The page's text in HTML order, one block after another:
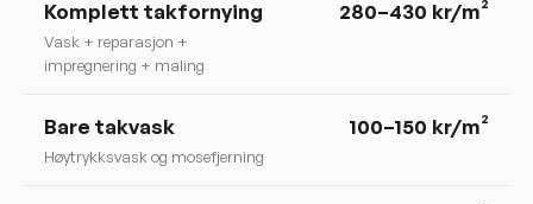
Komplett takfornying
Vask + reparasjon +
impregnering + maling
280–430 kr/m²
Bare takvask
Høytrykksvask og mosefjerning
100–150 kr/m²